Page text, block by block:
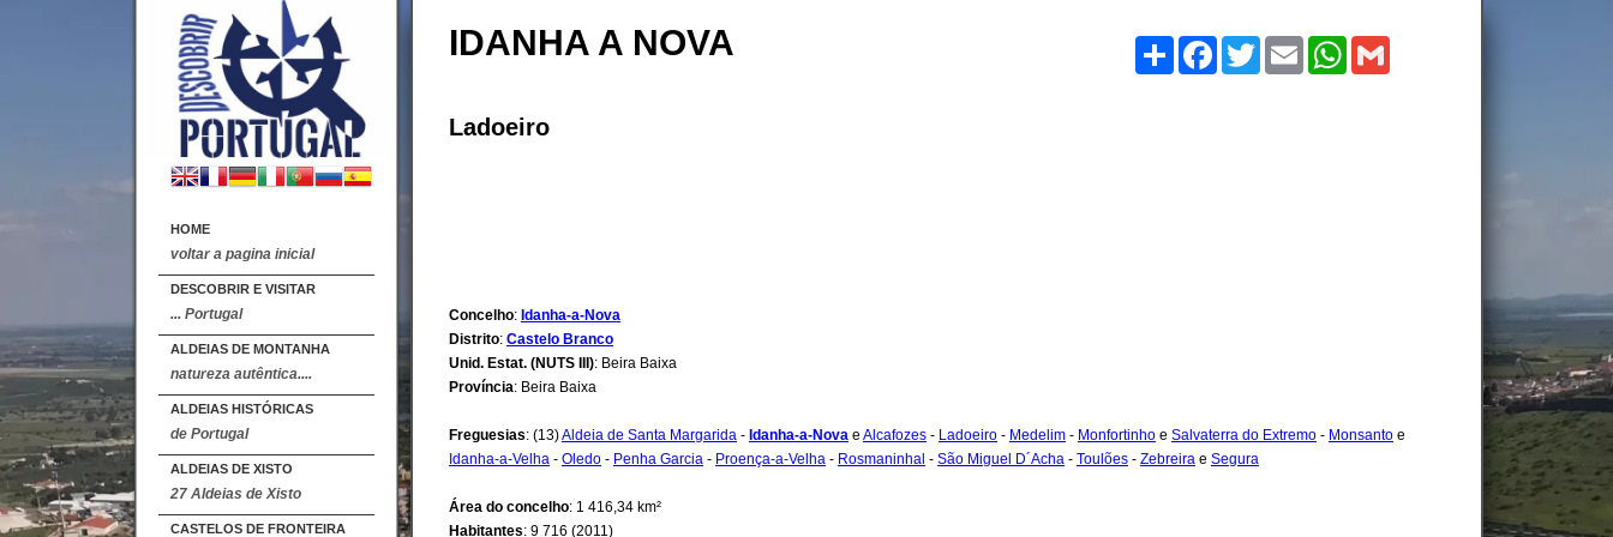
HOME
voltar a pagina inicial
DESCOBRIR E VISITAR
... Portugal
ALDEIAS DE MONTANHA
natureza autêntica....
ALDEIAS HISTÓRICAS
de Portugal
ALDEIAS DE XISTO
27 Aldeias de Xisto
CASTELOS DE FRONTEIRA
IDANHA A NOVA
Ladoeiro
Concelho: Idanha-a-Nova
Distrito: Castelo Branco
Unid. Estat. (NUTS III): Beira Baixa
Província: Beira Baixa
Freguesias: (13)Aldeia de Santa Margarida - Idanha-a-Nova e Alcafozes - Ladoeiro - Medelim - Monfortinho e Salvaterra do Extremo - Monsanto e
Idanha-a-Velha - Oledo - Penha Garcia - Proença-a-Velha - Rosmaninhal - São Miguel D´Acha - Toulões - Zebreira e Segura
Área do concelho: 1 416,34 km²
Habitantes: 9 716 (2011)
CompartilheFacebookTwitter Email WhatsApp